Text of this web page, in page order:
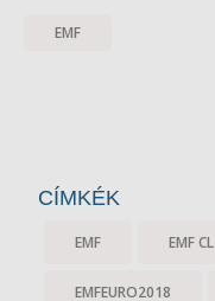
EMF
CÍMKÉK
EMF EMF CL
EMFEURO2018